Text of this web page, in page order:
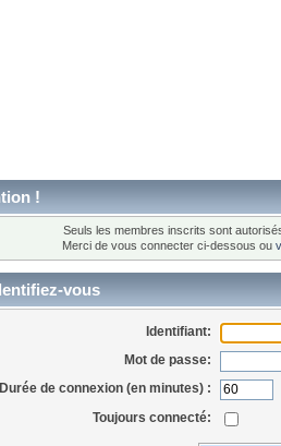
!
Seuls les membres inscrits sont
Merci de vous connecter ci-dessous ou
vous
Identifiant:
Mot de passe:
Durée de connexion (en minutes) :
Toujours connecté: